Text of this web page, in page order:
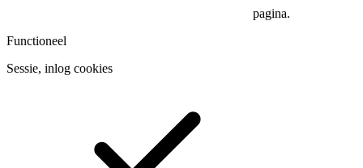
pagina.
Functioneel
Sessie, inlog cookies